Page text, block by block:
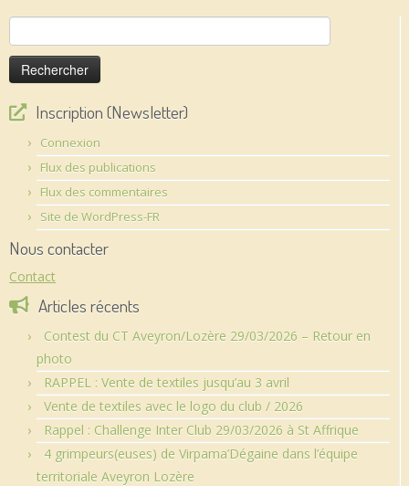
Rechercher :
Inscription (Newsletter)
Connexion
Flux des publications
Flux des commentaires
Site de WordPress-FR
Nous contacter
Contact
Articles récents
Contest du CT Aveyron/Lozère 29/03/2026 – Retour en
photo
RAPPEL : Vente de textiles jusqu’au 3 avril
Vente de textiles avec le logo du club / 2026
Rappel : Challenge Inter Club 29/03/2026 à St Affrique
4 grimpeurs(euses) de Virpama’Dégaine dans l’équipe
territoriale Aveyron Lozère